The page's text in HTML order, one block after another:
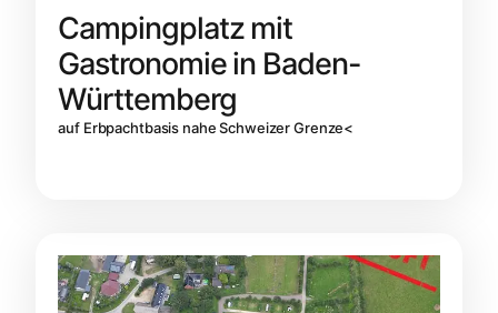
Campingplatz mit
Gastronomie in Baden-
Württemberg
auf Erbpachtbasis nahe Schweizer Grenze<